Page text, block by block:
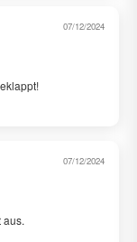
07/12/2024
07/12/2024
aus.